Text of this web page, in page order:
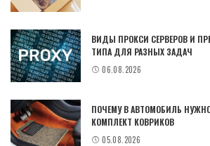
ВИДЫ ПРОКСИ СЕРВЕРОВ И
ТИПА ДЛЯ РАЗНЫХ ЗАДАЧ
06.08.2026
ПОЧЕМУ В АВТОМОБИЛЬ
КОМПЛЕКТ КОВРИКОВ
05.08.2026